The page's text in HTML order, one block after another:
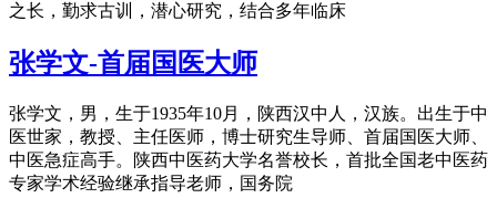
之长，勤求古训，潜心研究，结合多年临床
张学文-首届国医大师
张学文，男，生于1935年10月，陕西汉中人，汉族。出生于中
医世家，教授、主任医师，博士研究生导师、首届国医大师、
中医急症高手。陕西中医药大学名誉校长，首批全国老中医药
专家学术经验继承指导老师，国务院